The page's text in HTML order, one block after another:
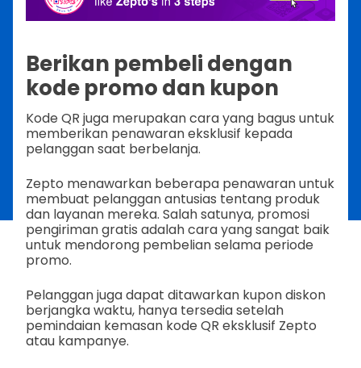
Berikan pembeli dengan
kode promo dan kupon
Kode QR juga merupakan cara yang bagus untuk
memberikan penawaran eksklusif kepada
pelanggan saat berbelanja.
Zepto menawarkan beberapa penawaran untuk
membuat pelanggan antusias tentang produk
dan layanan mereka. Salah satunya, promosi
pengiriman gratis adalah cara yang sangat baik
untuk mendorong pembelian selama periode
promo.
Pelanggan juga dapat ditawarkan kupon diskon
berjangka waktu, hanya tersedia setelah
pemindaian kemasan kode QR eksklusif Zepto
atau kampanye.